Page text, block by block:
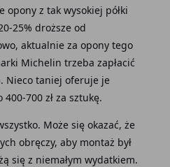
opony z tak wysokiej półki
25% droższe od
aktualnie za opony tego
Michelin trzeba zapłacić
Nieco taniej oferuje je
700 zł za sztukę.
Może się okazać, że
obręczy, aby montaż był
się z niemałym wydatkiem.